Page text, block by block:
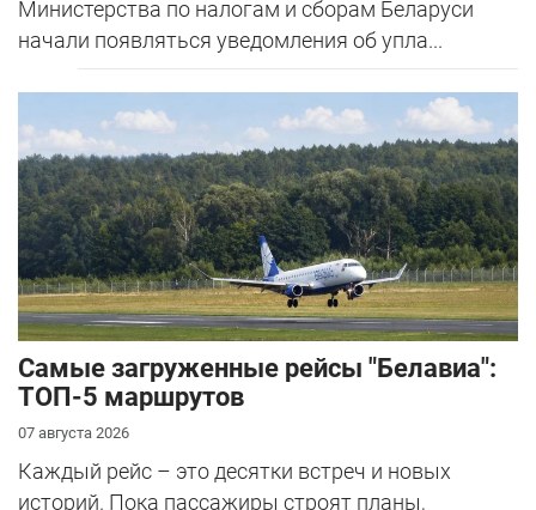
Министерства по налогам и сборам Беларуси
начали появляться уведомления об упла...
Самые загруженные рейсы "Белавиа":
ТОП-5 маршрутов
07 августа 2026
Каждый рейс – это десятки встреч и новых
историй. Пока пассажиры строят планы,